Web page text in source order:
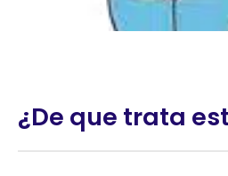
¿De que trata